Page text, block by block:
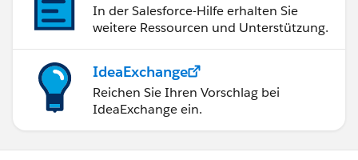
In der Salesforce-Hilfe erhalten Sie
weitere Ressourcen und Unterstützung.
IdeaExchange
Reichen Sie Ihren Vorschlag bei
IdeaExchange ein.